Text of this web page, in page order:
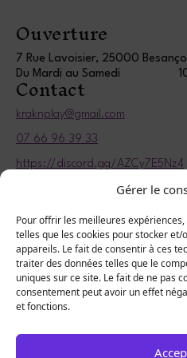
Gérer le
Pour offrir les meilleures
telles que les cookies pour stocker
appareils. Le fait de consentir à ces
traiter des données telles que le
uniques sur ce site. Le fait de ne pas
consentement peut avoir un effet
et fonctions.
Ouverture
7 Rue Lavoisier, 25000
Du Mardi au Samedi
Contact
kraknplay@gmail.com
07 66 96 39 33
https://discord.gg/AZCy7E5Nz4
Informations
Politique de confidentialité
Mentions légales